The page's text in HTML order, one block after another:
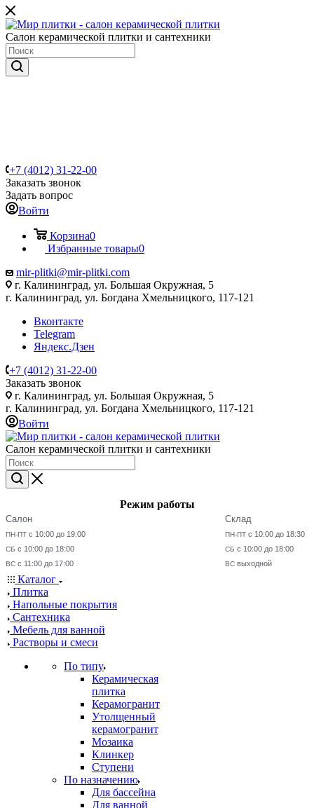
Салон керамической плитки и сантехники
+7 (4012) 31-22-00
Заказать звонок
Задать вопрос
Войти
Корзина0
Избранные товары0
mir-plitki@mir-plitki.com
г. Калининград, ул. Большая Окружная, 5
г. Калининград, ул. Богдана Хмельницкого, 117-121
Вконтакте
Telegram
Яндекс.Дзен
+7 (4012) 31-22-00
Заказать звонок
г. Калининград, ул. Большая Окружная, 5
г. Калининград, ул. Богдана Хмельницкого, 117-121
Войти
Салон керамической плитки и сантехники
Режим работы
Салон
ПН-ПТ с 10:00 до 19:00
СБ с 10:00 до 18:00
ВС с 11:00 до 17:00
Склад
ПН-ПТ с 10:00 до 18:30
СБ с 10:00 до 18:00
ВС выходной
Каталог
Плитка
Напольные покрытия
Сантехника
Мебель для ванной
Растворы и смеси
По типу
Керамическая
плитка
Керамогранит
Утолщенный
керамогранит
Мозаика
Клинкер
Ступени
По назначению
Для бассейна
Для ванной